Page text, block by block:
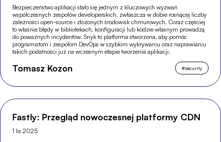
Bezpieczeństwo aplikacji stało się jednym z kluczowych wyzwań
współczesnych zespołów developerskich, zwłaszcza w dobie rosnącej liczby
zależności open-source i złożonych środowisk chmurowych. Coraz częściej
to właśnie błędy w bibliotekach, konfiguracji lub kodzie własnym prowadzą
do poważnych incydentów. Snyk to platforma stworzona, aby pomóc
programistom i zespołom DevOps w szybkim wykrywaniu oraz naprawianiu
takich podatności już na wczesnym etapie tworzenia aplikacji.
Tomasz Kozon #security
Fastly: Przegląd nowoczesnej platformy CDN
1 lis 2025